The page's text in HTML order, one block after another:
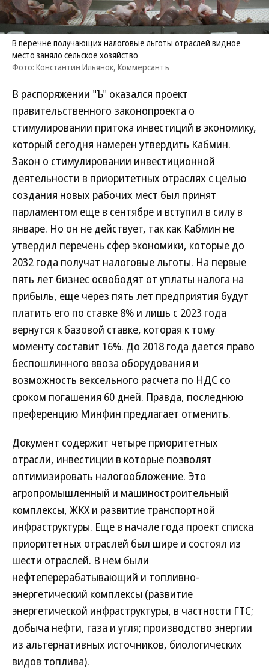
В перечне получающих налоговые льготы отраслей видное
место заняло сельское хозяйство
Фото: Константин Ильянок, Коммерсантъ
В распоряжении "Ъ" оказался проект
правительственного законопроекта о
стимулировании притока инвестиций в экономику,
который сегодня намерен утвердить Кабмин.
Закон о стимулировании инвестиционной
деятельности в приоритетных отраслях с целью
создания новых рабочих мест был принят
парламентом еще в сентябре и вступил в силу в
январе. Но он не действует, так как Кабмин не
утвердил перечень сфер экономики, которые до
2032 года получат налоговые льготы. На первые
пять лет бизнес освободят от уплаты налога на
прибыль, еще через пять лет предприятия будут
платить его по ставке 8% и лишь с 2023 года
вернутся к базовой ставке, которая к тому
моменту составит 16%. До 2018 года дается право
беспошлинного ввоза оборудования и
возможность вексельного расчета по НДС со
сроком погашения 60 дней. Правда, последнюю
преференцию Минфин предлагает отменить.
Документ содержит четыре приоритетных
отрасли, инвестиции в которые позволят
оптимизировать налогообложение. Это
агропромышленный и машиностроительный
комплексы, ЖКХ и развитие транспортной
инфраструктуры. Еще в начале года проект списка
приоритетных отраслей был шире и состоял из
шести отраслей. В нем были
нефтеперерабатывающий и топливно-
энергетический комплексы (развитие
энергетической инфраструктуры, в частности ГТС;
добыча нефти, газа и угля; производство энергии
из альтернативных источников, биологических
видов топлива).